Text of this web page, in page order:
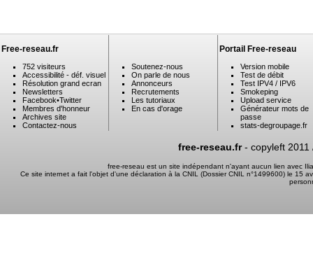
Free-reseau.fr
752 visiteurs
Accessibilité - déf. visuel
Résolution grand ecran
Newsletters
Facebook•Twitter
Membres d'honneur
Archives site
Contactez-nous
Soutenez-nous
On parle de nous
Annonceurs
Recrutements
Les tutoriaux
En cas d'orage
Portail Free-reseau
Version mobile
Test de débit
Test IPV4 / IPV6
Smokeping
Upload service
Générateur mots de
passe
stats-degroupage.fr
free-reseau.fr- copyleft 2011
free-reseau est un site indépendant n'ayant aucun lien avec
Ce site internet a fait l'objet d'une déclaration à la CNIL (Dossier CNIL n°1499600) le 15